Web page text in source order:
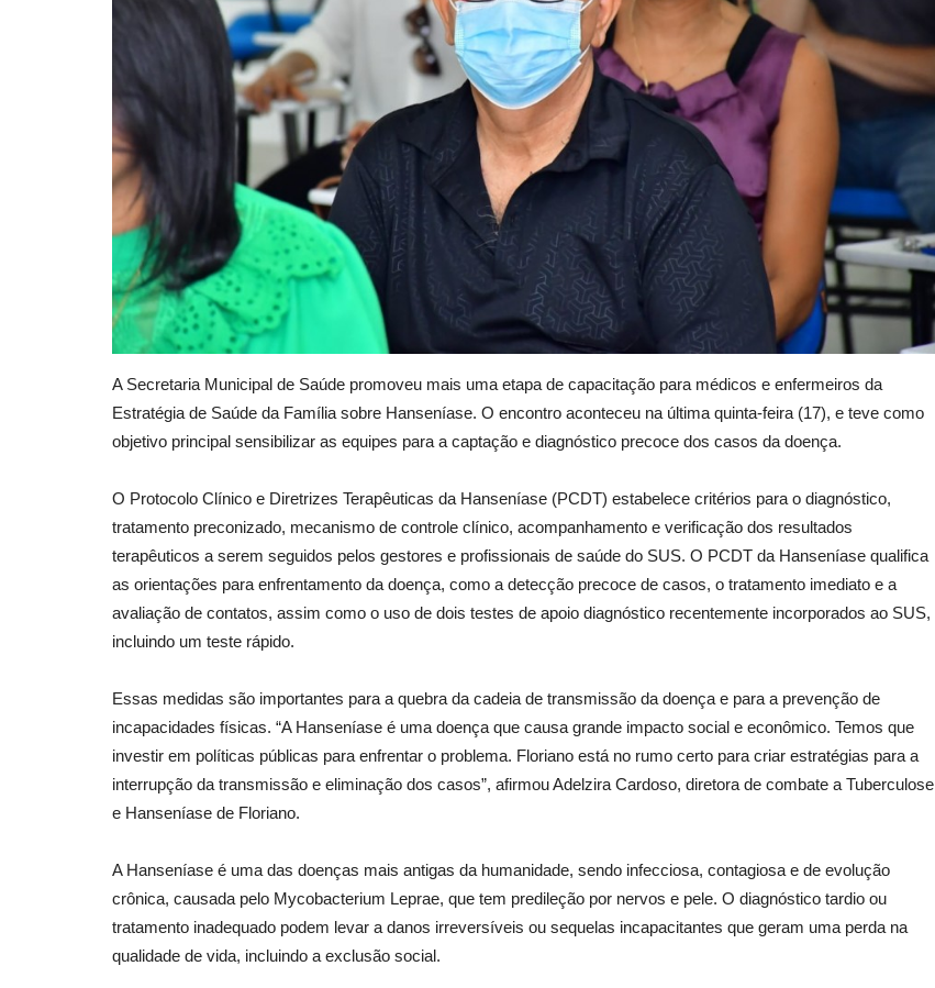
A Secretaria Municipal de Saúde promoveu mais uma etapa de capacitação para médicos e enfermeiros da
Estratégia de Saúde da Família sobre Hanseníase. O encontro aconteceu na última quinta-feira (17), e teve como
objetivo principal sensibilizar as equipes para a captação e diagnóstico precoce dos casos da doença.
O Protocolo Clínico e Diretrizes Terapêuticas da Hanseníase (PCDT) estabelece critérios para o diagnóstico,
tratamento preconizado, mecanismo de controle clínico, acompanhamento e verificação dos resultados
terapêuticos a serem seguidos pelos gestores e profissionais de saúde do SUS. O PCDT da Hanseníase qualifica
as orientações para enfrentamento da doença, como a detecção precoce de casos, o tratamento imediato e a
avaliação de contatos, assim como o uso de dois testes de apoio diagnóstico recentemente incorporados ao SUS,
incluindo um teste rápido.
Essas medidas são importantes para a quebra da cadeia de transmissão da doença e para a prevenção de
incapacidades físicas. “A Hanseníase é uma doença que causa grande impacto social e econômico. Temos que
investir em políticas públicas para enfrentar o problema. Floriano está no rumo certo para criar estratégias para a
interrupção da transmissão e eliminação dos casos”, afirmou Adelzira Cardoso, diretora de combate a Tuberculose
e Hanseníase de Floriano.
A Hanseníase é uma das doenças mais antigas da humanidade, sendo infecciosa, contagiosa e de evolução
crônica, causada pelo Mycobacterium Leprae, que tem predileção por nervos e pele. O diagnóstico tardio ou
tratamento inadequado podem levar a danos irreversíveis ou sequelas incapacitantes que geram uma perda na
qualidade de vida, incluindo a exclusão social.